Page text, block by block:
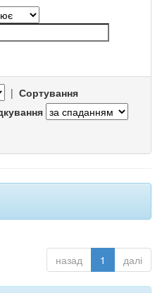
| Сортування
назад 1 далі